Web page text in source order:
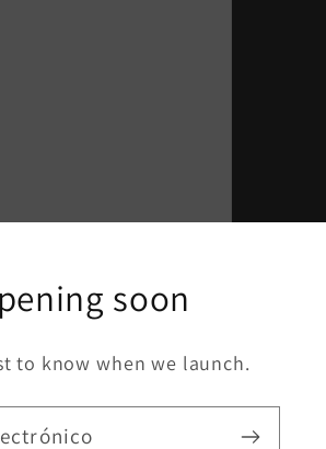
soon
to know when we launch.